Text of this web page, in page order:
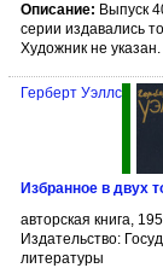
Описание: Выпуск
серии издавались
Художник не указан.
Герберт Уэллс
Избранное в двух
авторская книга,
Издательство:
литературы